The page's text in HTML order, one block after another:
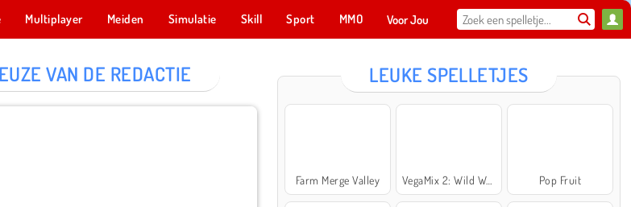
Multiplayer Meiden Simulatie Skill Sport MMO Voor Jou
VAN DE REDACTIE LEUKE SPELLETJES
Farm Merge Valley VegaMix 2: Wild West Pop Fruit